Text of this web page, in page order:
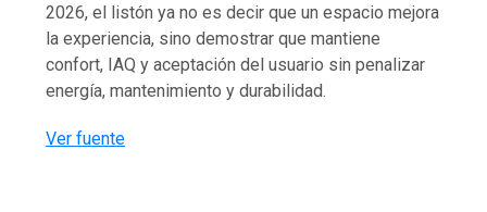
2026, el listón ya no es decir que un espacio mejora
la experiencia, sino demostrar que mantiene
confort, IAQ y aceptación del usuario sin penalizar
energía, mantenimiento y durabilidad.
Ver fuente